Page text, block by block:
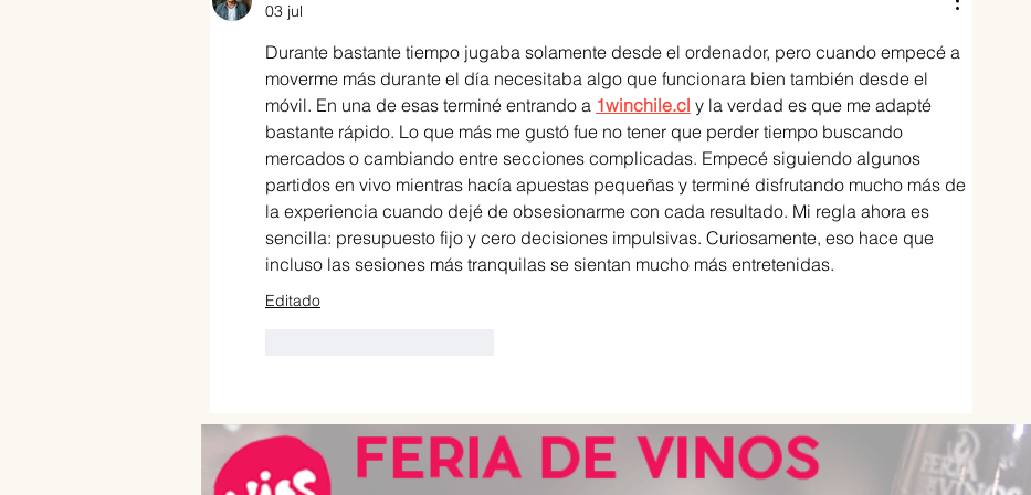
03 jul
Durante bastante tiempo jugaba solamente desde el ordenador, pero cuando empecé a
moverme más durante el día necesitaba algo que funcionara bien también desde el
móvil. En una de esas terminé entrando a 1winchile.cl y la verdad es que me adapté
bastante rápido. Lo que más me gustó fue no tener que perder tiempo buscando
mercados o cambiando entre secciones complicadas. Empecé siguiendo algunos
partidos en vivo mientras hacía apuestas pequeñas y terminé disfrutando mucho más de
la experiencia cuando dejé de obsesionarme con cada resultado. Mi regla ahora es
sencilla: presupuesto fijo y cero decisiones impulsivas. Curiosamente, eso hace que
incluso las sesiones más tranquilas se sientan mucho más entretenidas.
Editado